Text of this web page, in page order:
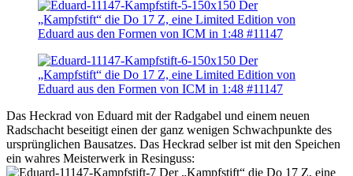
Das Heckrad von Eduard mit der Radgabel und einem neuen
Radschacht beseitigt einen der ganz wenigen Schwachpunkte des
ursprünglichen Bausatzes. Das Heckrad selber ist mit den Speichen
ein wahres Meisterwerk in Resinguss: